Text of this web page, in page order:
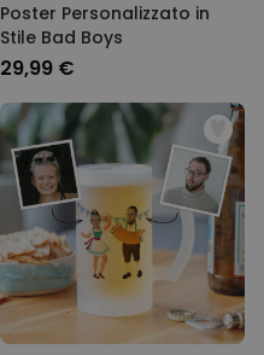
Poster Personalizzato in
Stile Bad Boys
29,99 €